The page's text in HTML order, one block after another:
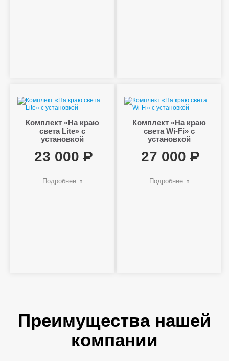
Комплект «На краю
света Lite» с
установкой
23 000
Подробнее
Комплект «На краю
света Wi-Fi» с
установкой
27 000
Подробнее
Преимущества нашей
компании